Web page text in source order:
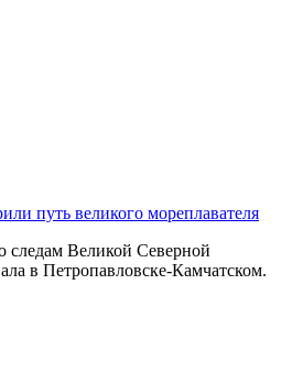
путь великого мореплавателя
следам Великой Северной
в Петропавловске-Камчатском.